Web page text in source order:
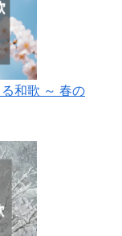
和歌 ～ 春の